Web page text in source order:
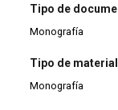
Tipo de
Monografía
Tipo de material
Monografía